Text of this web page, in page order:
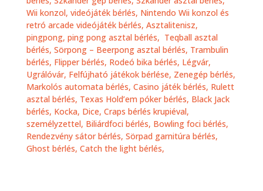
Wii konzol, videójáték bérlés, Nintendo Wii konzol és
retró arcade videójáték bérlés, Asztalitenisz,
pingpong, ping pong asztal bérlés, Teqball asztal
bérlés, Sörpong – Beerpong asztal bérlés, Trambulin
bérlés, Flipper bérlés, Rodeó bika bérlés, Légvár,
Ugrálóvár, Felfújható játékok bérlése, Zenegép bérlés,
Markolós automata bérlés, Casino játék bérlés, Rulett
asztal bérlés, Texas Hold’em póker bérlés, Black Jack
bérlés, Kocka, Dice, Craps bérlés krupiéval,
személyzettel, Biliárdfoci bérlés, Bowling foci bérlés,
Rendezvény sátor bérlés, Sörpad garnitúra bérlés,
Ghost bérlés, Catch the light bérlés,